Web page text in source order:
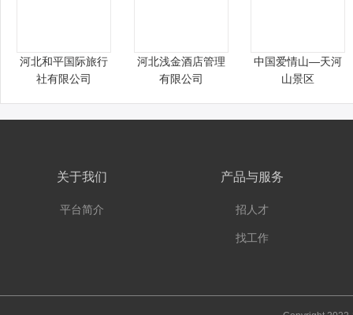
河北和平国际旅行
社有限公司
河北浅金酒店管理
有限公司
中国爱情山—天河
山景区
关于我们
平台简介
产品与服务
招人才
找工作